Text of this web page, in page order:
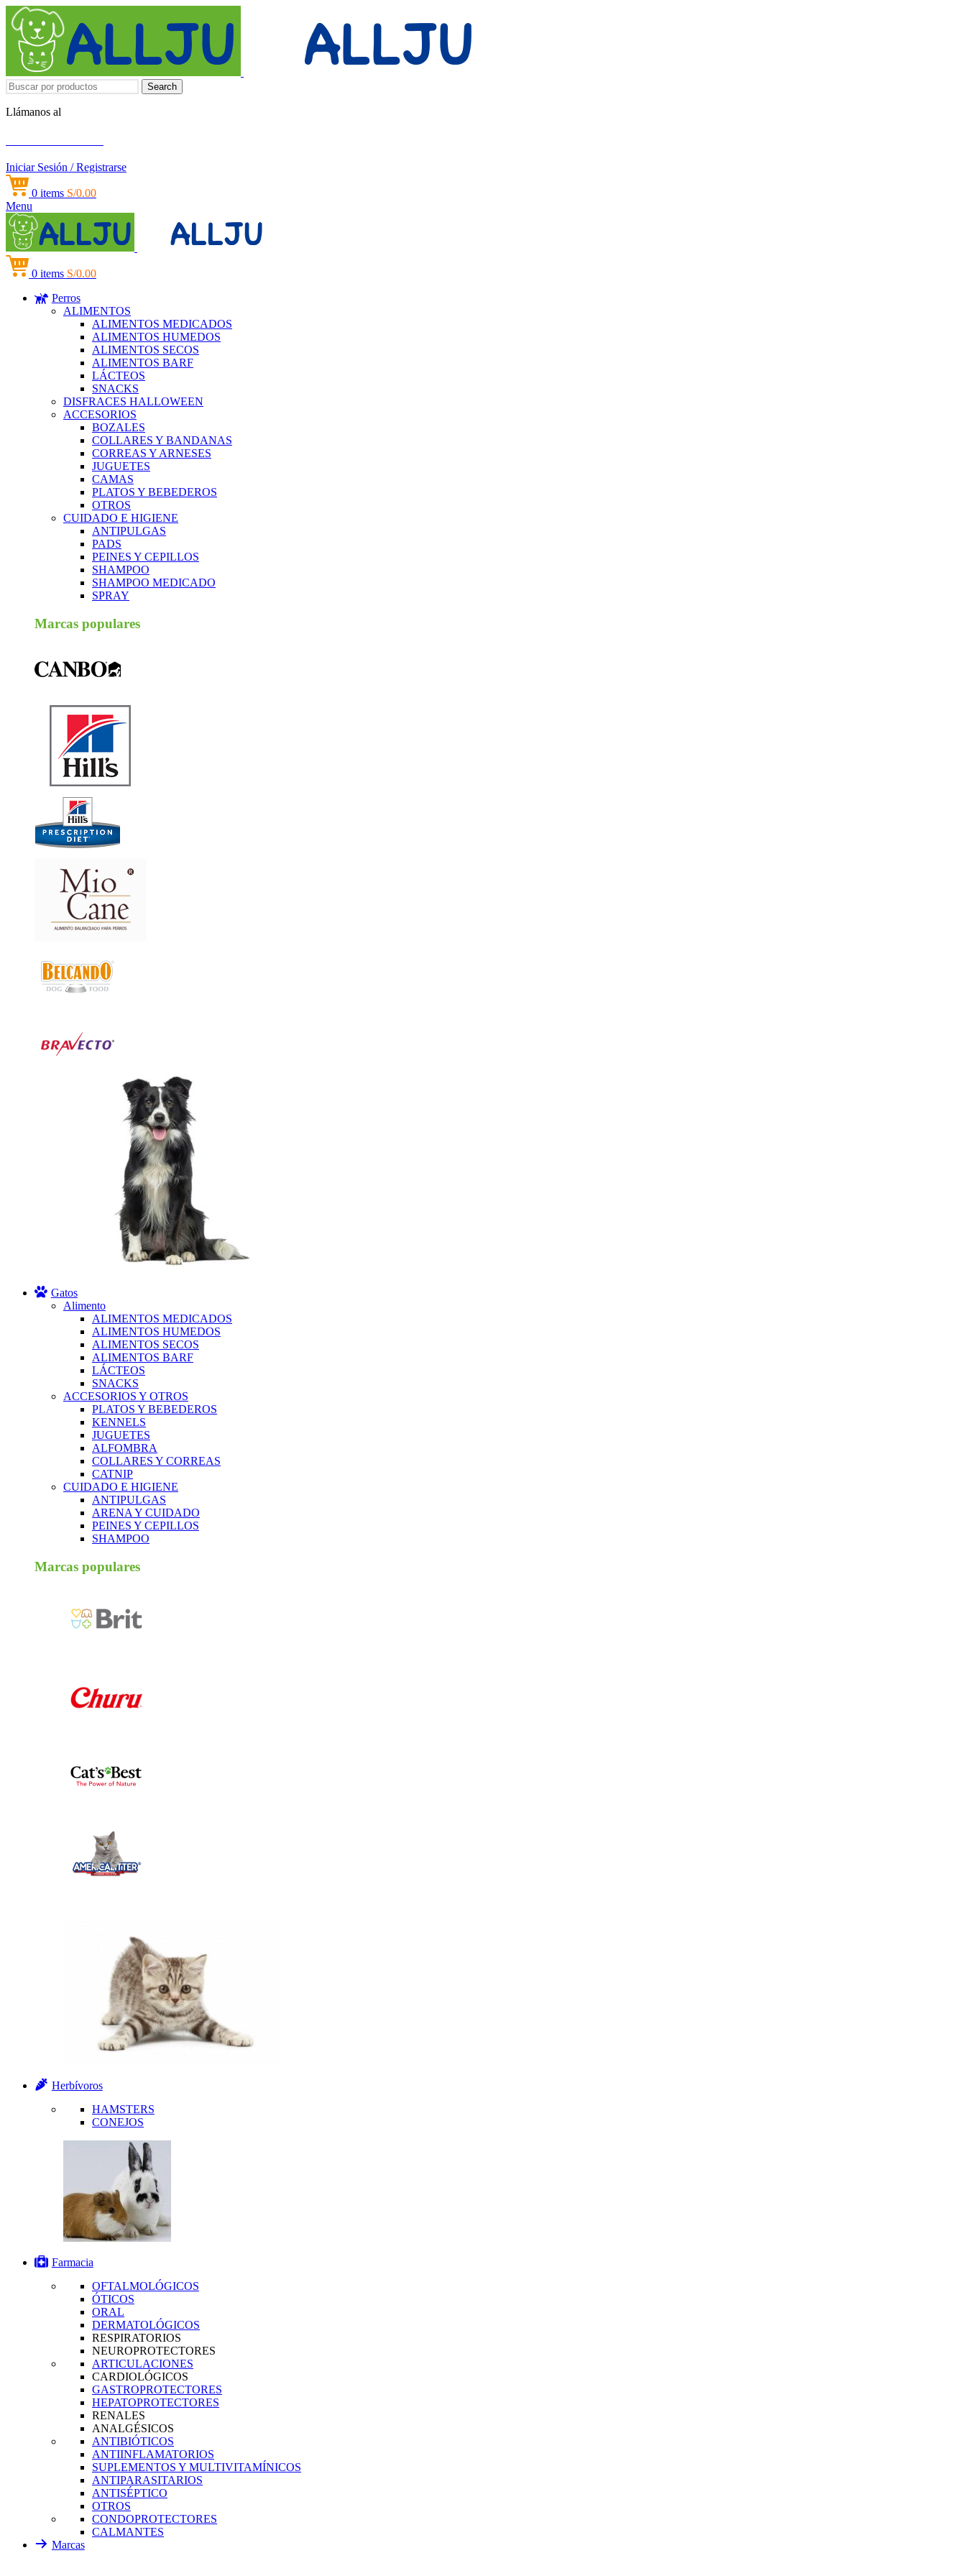
Search
Llámanos al
Iniciar Sesión / Registrarse
0 items S/0.00
Menu
0 items S/0.00
Perros
ALIMENTOS
ALIMENTOS MEDICADOS
ALIMENTOS HUMEDOS
ALIMENTOS SECOS
ALIMENTOS BARF
LÁCTEOS
SNACKS
DISFRACES HALLOWEEN
ACCESORIOS
BOZALES
COLLARES Y BANDANAS
CORREAS Y ARNESES
JUGUETES
CAMAS
PLATOS Y BEBEDEROS
OTROS
CUIDADO E HIGIENE
ANTIPULGAS
PADS
PEINES Y CEPILLOS
SHAMPOO
SHAMPOO MEDICADO
SPRAY
Marcas populares
Gatos
Alimento
ALIMENTOS MEDICADOS
ALIMENTOS HUMEDOS
ALIMENTOS SECOS
ALIMENTOS BARF
LÁCTEOS
SNACKS
ACCESORIOS Y OTROS
PLATOS Y BEBEDEROS
KENNELS
JUGUETES
ALFOMBRA
COLLARES Y CORREAS
CATNIP
CUIDADO E HIGIENE
ANTIPULGAS
ARENA Y CUIDADO
PEINES Y CEPILLOS
SHAMPOO
Marcas populares
Herbívoros
HAMSTERS
CONEJOS
Farmacia
OFTALMOLÓGICOS
ÓTICOS
ORAL
DERMATOLÓGICOS
RESPIRATORIOS
NEUROPROTECTORES
ARTICULACIONES
CARDIOLÓGICOS
GASTROPROTECTORES
HEPATOPROTECTORES
RENALES
ANALGÉSICOS
ANTIBIÓTICOS
ANTIINFLAMATORIOS
SUPLEMENTOS Y MULTIVITAMÍNICOS
ANTIPARASITARIOS
ANTISÉPTICO
OTROS
CONDOPROTECTORES
CALMANTES
Marcas